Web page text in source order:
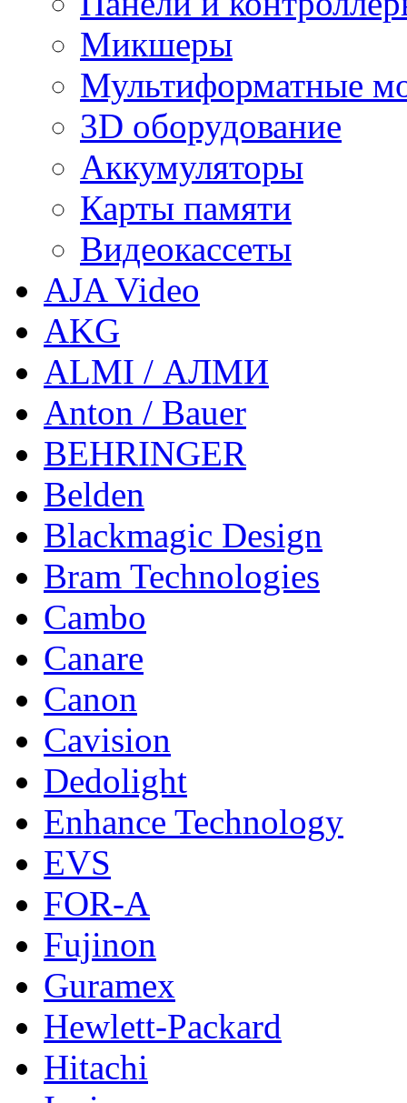
Микшеры
Мультиформатные
3D оборудование
Аккумуляторы
Карты памяти
Видеокассеты
AJA Video
AKG
ALMI / АЛМИ
Anton / Bauer
BEHRINGER
Belden
Blackmagic Design
Bram Technologies
Cambo
Canare
Canon
Cavision
Dedolight
Enhance Technology
EVS
FOR-A
Fujinon
Guramex
Hewlett-Packard
Hitachi